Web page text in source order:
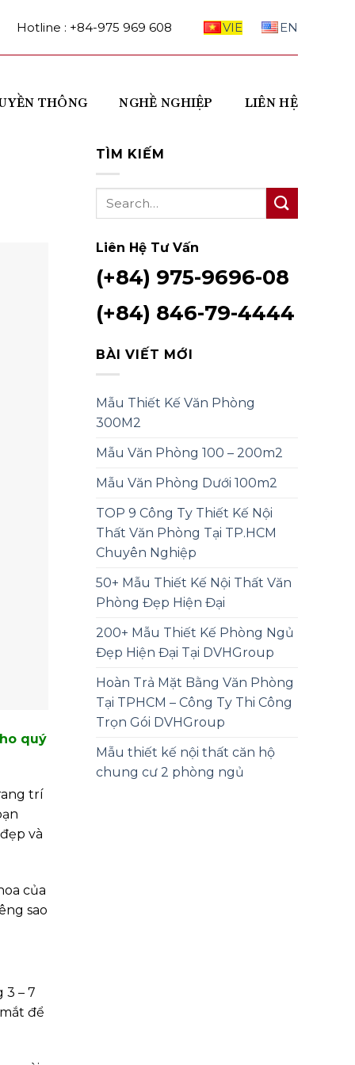
Hotline : +84-975 969 608 VIE EN
THÔNG NGHỀ NGHIỆP LIÊN HỆ
quý
trí
và
của
sao
– 7
để
TÌM KIẾM
Liên Hệ Tư Vấn
(+84) 975-9696-08
(+84) 846-79-4444
BÀI VIẾT MỚI
Mẫu Thiết Kế Văn Phòng
300M2
Mẫu Văn Phòng 100 – 200m2
Mẫu Văn Phòng Dưới 100m2
TOP 9 Công Ty Thiết Kế Nội
Thất Văn Phòng Tại TP.HCM
Chuyên Nghiệp
50+ Mẫu Thiết Kế Nội Thất Văn
Phòng Đẹp Hiện Đại
200+ Mẫu Thiết Kế Phòng Ngủ
Đẹp Hiện Đại Tại DVHGroup
Hoàn Trả Mặt Bằng Văn Phòng
Tại TPHCM – Công Ty Thi Công
Trọn Gói DVHGroup
Mẫu thiết kế nội thất căn hộ
chung cư 2 phòng ngủ